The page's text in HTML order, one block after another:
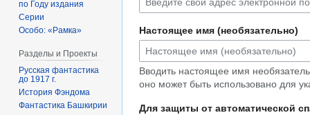
Настоящее имя (необязательно)
Вводить настоящее имя
оно может быть использовано для
Для защиты от автоматической
по Году издания
Серии
Особо: «Рамка»
Разделы и Проекты
Русская фантастика
до 1917 г.
История Фэндома
Фантастика Башкирии